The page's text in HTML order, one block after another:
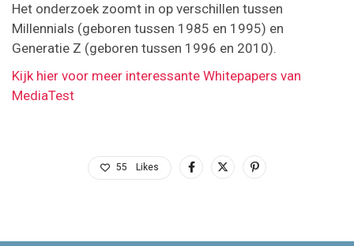
Het onderzoek zoomt in op verschillen tussen
Millennials (geboren tussen 1985 en 1995) en
Generatie Z (geboren tussen 1996 en 2010).
Kijk hier voor meer interessante Whitepapers van
MediaTest
55 Likes